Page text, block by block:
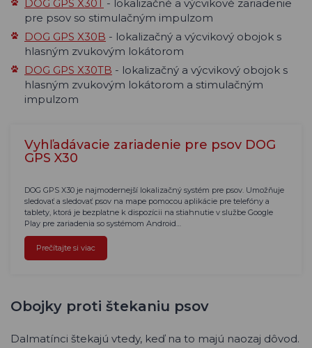
DOG GPS X30T
- lokalizačné a výcvikové zariadenie
pre psov so stimulačným impulzom
DOG GPS X30B - lokalizačný a výcvikový obojok s
hlasným zvukovým lokátorom
DOG GPS X30TB - lokalizačný a výcvikový obojok s
hlasným zvukovým lokátorom a stimulačným
impulzom
Vyhľadávacie zariadenie pre psov DOG
GPS X30
DOG GPS X30 je najmodernejší lokalizačný systém pre psov. Umožňuje
sledovať a sledovať psov na mape pomocou aplikácie pre telefóny a
tablety, ktorá je bezplatne k dispozícii na stiahnutie v službe Google
Play pre zariadenia so systémom Android…
Prečítajte si viac
Obojky proti štekaniu psov
Dalmatínci štekajú vtedy, keď na to majú naozaj dôvod.